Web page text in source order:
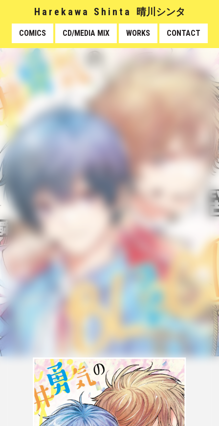
Harekawa Shinta 晴川シンタ
COMICS CD/MEDIA MIX WORKS CONTACT